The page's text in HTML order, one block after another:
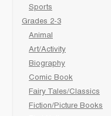
Sports
Grades 2-3
Animal
Art/Activity
Biography
Comic Book
Fairy Tales/Classics
Fiction/Picture Books